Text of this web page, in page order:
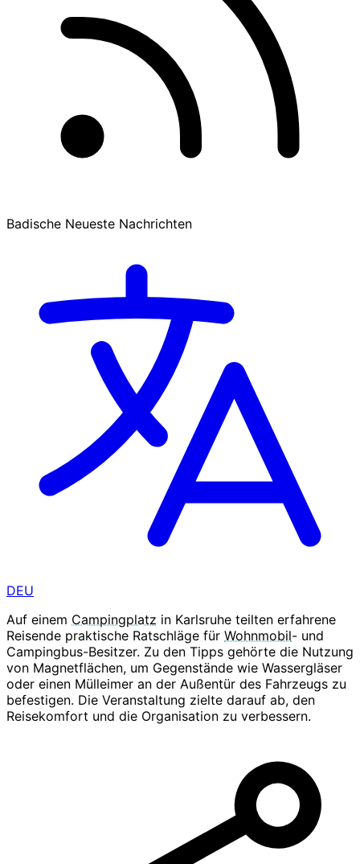
Badische Neueste Nachrichten
DEU
Auf einem Campingplatz in Karlsruhe teilten erfahrene
Reisende praktische Ratschläge für Wohnmobil- und
Campingbus-Besitzer. Zu den Tipps gehörte die Nutzung
von Magnetflächen, um Gegenstände wie Wassergläser
oder einen Mülleimer an der Außentür des Fahrzeugs zu
befestigen. Die Veranstaltung zielte darauf ab, den
Reisekomfort und die Organisation zu verbessern.